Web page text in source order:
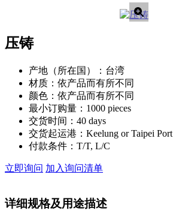
压铸
产地（所在国）： 台湾
材质： 依产品而有所不同
颜色： 依产品而有所不同
最小订购量： 1000 pieces
交货时间： 40 days
交货起运港： Keelung or Taipei Port
付款条件： T/T, L/C
立即询问 加入询问清单
详细规格及用途描述